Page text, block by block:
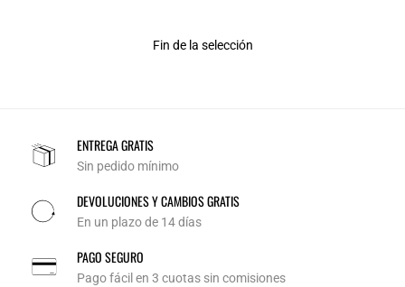
Fin de la selección
ENTREGA GRATIS
Sin pedido mínimo
DEVOLUCIONES Y CAMBIOS GRATIS
En un plazo de 14 días
PAGO SEGURO
Pago fácil en 3 cuotas sin comisiones